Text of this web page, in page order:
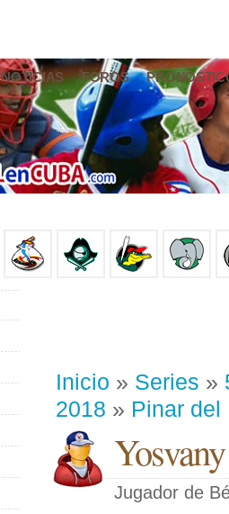
NOTICIAS FOROS
Inicio » Series »
2018 » Pinar del
Jugador de